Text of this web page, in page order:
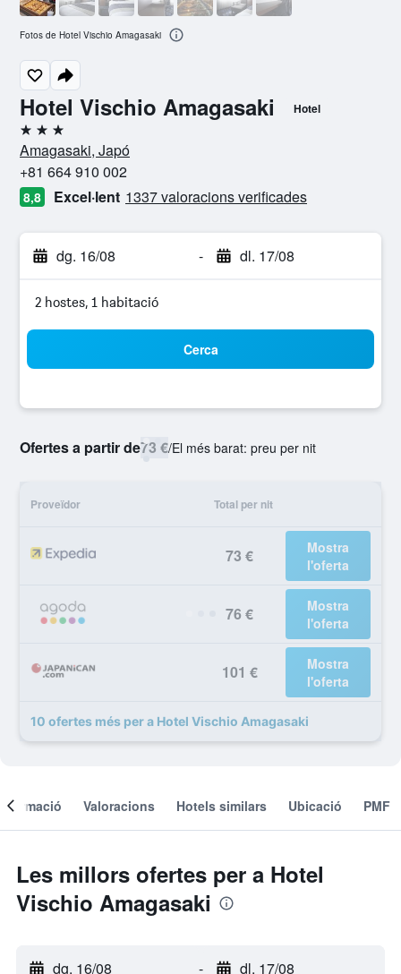
Hotel Vischio Amagasaki Hotel
3 estrelles
Amagasaki, Japó
+81 664 910 002
8,8 Excel·lent 1337 valoracions verificades
dg. 16/08 - dl. 17/08
2 hostes, 1 habitació
Cerca
Ofertes a partir de73 €/El més barat: preu per nit
Proveïdor Total per nit
73 €
Mostra
l'oferta
76 €
Mostra
l'oferta
101 €
Mostra
l'oferta
10 ofertes més per a Hotel Vischio Amagasaki
Fotos de Hotel Vischio Amagasaki
Valoracions Hotels similars Ubicació PMF
Les millors ofertes per a Hotel
Vischio Amagasaki
dg. 16/08 - dl. 17/08